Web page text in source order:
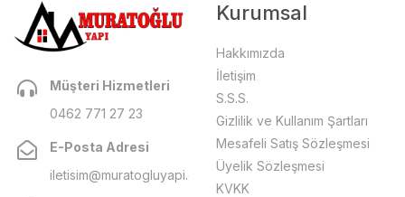
Müşteri Hizmetleri
0462 771 27 23
E-Posta Adresi
iletisim@muratogluyapi.com
Kurumsal
Hakkımızda
İletişim
S.S.S.
Gizlilik ve Kullanım Şartları
Mesafeli Satış Sözleşmesi
Üyelik Sözleşmesi
KVKK